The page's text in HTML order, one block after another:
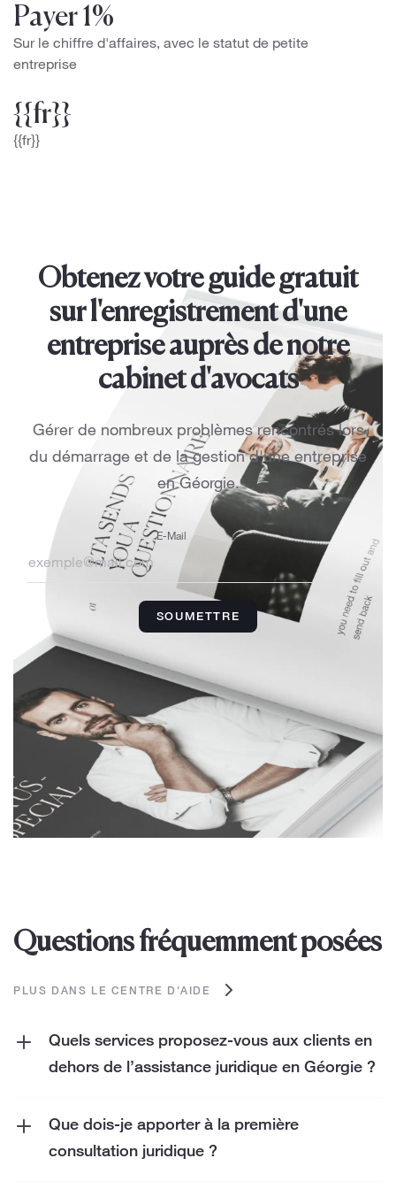
Payer 1%
Sur le chiffre d'affaires, avec le statut de petite
entreprise
{{fr}}
{{fr}}
Obtenez votre guide gratuit
sur l'enregistrement d'une
entreprise auprès de notre
cabinet d'avocats
Gérer de nombreux problèmes rencontrés lors
du démarrage et de la gestion d'une entreprise
en Géorgie.
E-Mail
SOUMETTRE
Questions fréquemment posées
PLUS DANS LE CENTRE D'AIDE
Quels services proposez-vous aux clients en
dehors de l’assistance juridique en Géorgie ?
de services allant au-delà de l'assistance
juridique. Il s'agit notamment
Que dois-je apporter à la première
consultation juridique ?